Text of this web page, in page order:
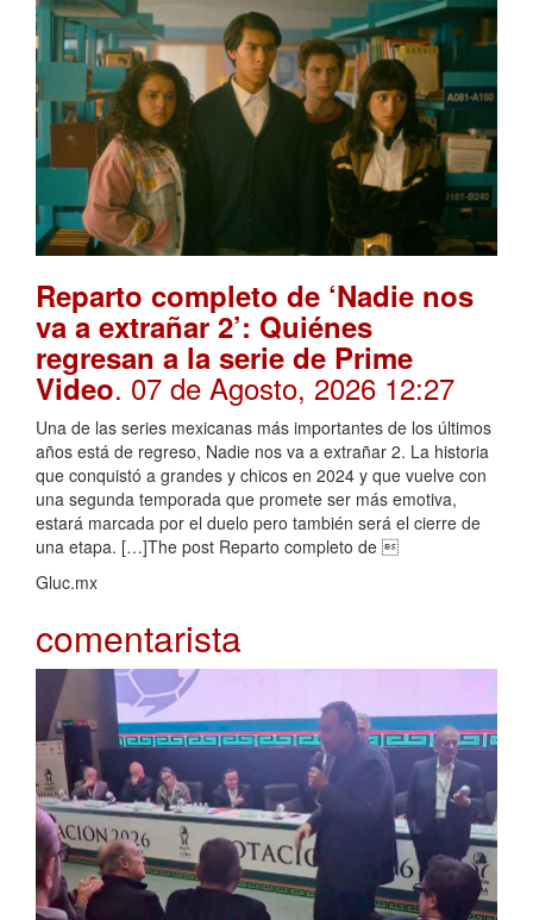
Reparto completo de ‘Nadie nos
va a extrañar 2’: Quiénes
regresan a la serie de Prime
Video. 07 de Agosto, 2026 12:27
Una de las series mexicanas más importantes de los últimos
años está de regreso, Nadie nos va a extrañar 2. La historia
que conquistó a grandes y chicos en 2024 y que vuelve con
una segunda temporada que promete ser más emotiva,
estará marcada por el duelo pero también será el cierre de
una etapa. […]The post Reparto completo de 
Gluc.mx
comentarista